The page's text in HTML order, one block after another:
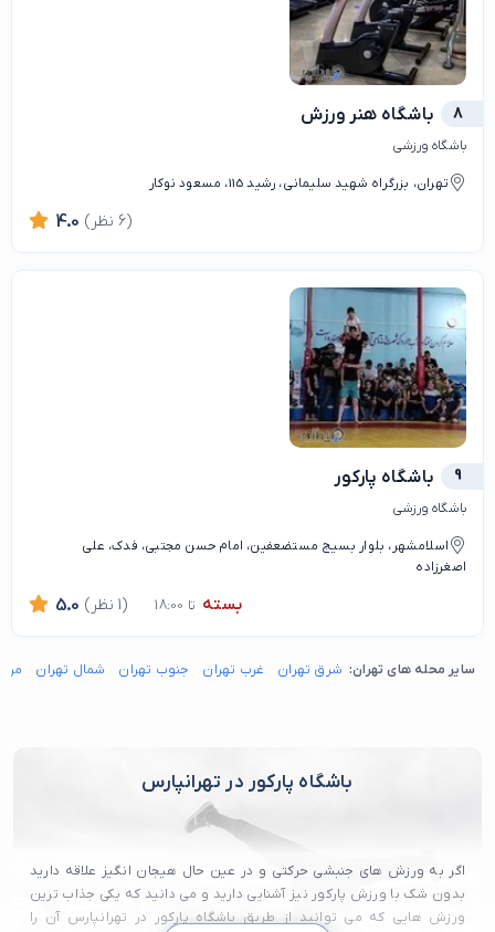
8 باشگاه هنر ورزش
باشگاه ورزشی
تهران، بزرگراه شهید سلیمانی، رشید 115، مسعود نوکار
4.0 (6 نظر)
9 باشگاه پارکور
باشگاه ورزشی
اسلامشهر، بلوار بسیج مستضعفین، امام حسن مجتبی، فدک، علی
اصغرزاده
بسته تا 18:00 5.0 (1 نظر)
سایر محله های تهران: شرق تهران غرب تهران جنوب تهران شمال تهران
باشگاه پارکور در تهرانپارس
اگر به ورزش های جنبشی حرکتی و در عین حال هیجان انگیز علاقه دارید
بدون شک با ورزش پارکور نیز آشنایی دارید و می دانید که یکی جذاب ترین
ورزش هایی که می توانید از طریق باشگاه پارکور در تهرانپارس آن را